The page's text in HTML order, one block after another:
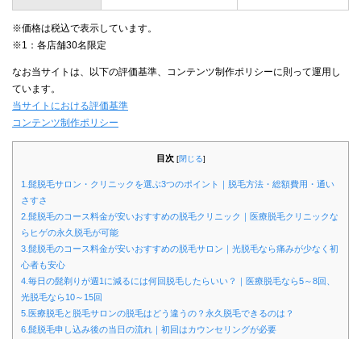
※価格は税込で表示しています。
※1：各店舗30名限定
なお当サイトは、以下の評価基準、コンテンツ制作ポリシーに則って運用し
ています。
当サイトにおける評価基準
コンテンツ制作ポリシー
目次 [閉じる]
1.髭脱毛サロン・クリニックを選ぶ3つのポイント｜脱毛方法・総額費用・通い
さすさ
2.髭脱毛のコース料金が安いおすすめの脱毛クリニック｜医療脱毛クリニックな
らヒゲの永久脱毛が可能
3.髭脱毛のコース料金が安いおすすめの脱毛サロン｜光脱毛なら痛みが少なく初
心者も安心
4.毎日の髭剃りが週1に減るには何回脱毛したらいい？｜医療脱毛なら5～8回、
光脱毛なら10～15回
5.医療脱毛と脱毛サロンの脱毛はどう違うの？永久脱毛できるのは？
6.髭脱毛申し込み後の当日の流れ｜初回はカウンセリングが必要